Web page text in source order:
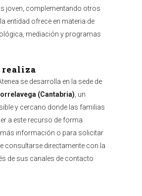
joven, complementando otros
entidad ofrece en materia de
mediación y programas
realiza
se desarrolla en la sede de
(Cantabria) , un
y cercano donde las familias
a este recurso de forma
más información o para solicitar
consultarse directamente con la
de sus canales de contacto